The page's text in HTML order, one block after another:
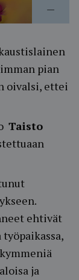
—
pian
oivalsi, ettei
Taisto
ehtivät
ja